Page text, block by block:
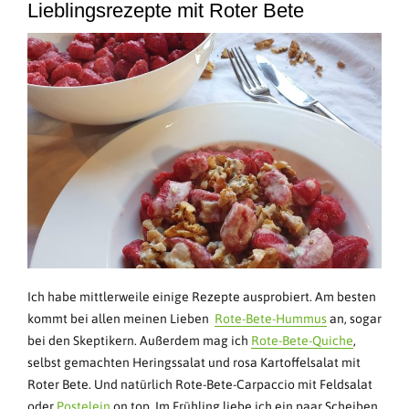
Lieblingsrezepte mit Roter Bete
Ich habe mittlerweile einige Rezepte ausprobiert. Am besten
kommt bei allen meinen Lieben Rote-Bete-Hummusan, sogar
bei den Skeptikern. Außerdem mag ich Rote-Bete-Quiche,
selbst gemachten Heringssalat und rosa Kartoffelsalat mit
Roter Bete. Und natürlich Rote-Bete-Carpaccio mit Feldsalat